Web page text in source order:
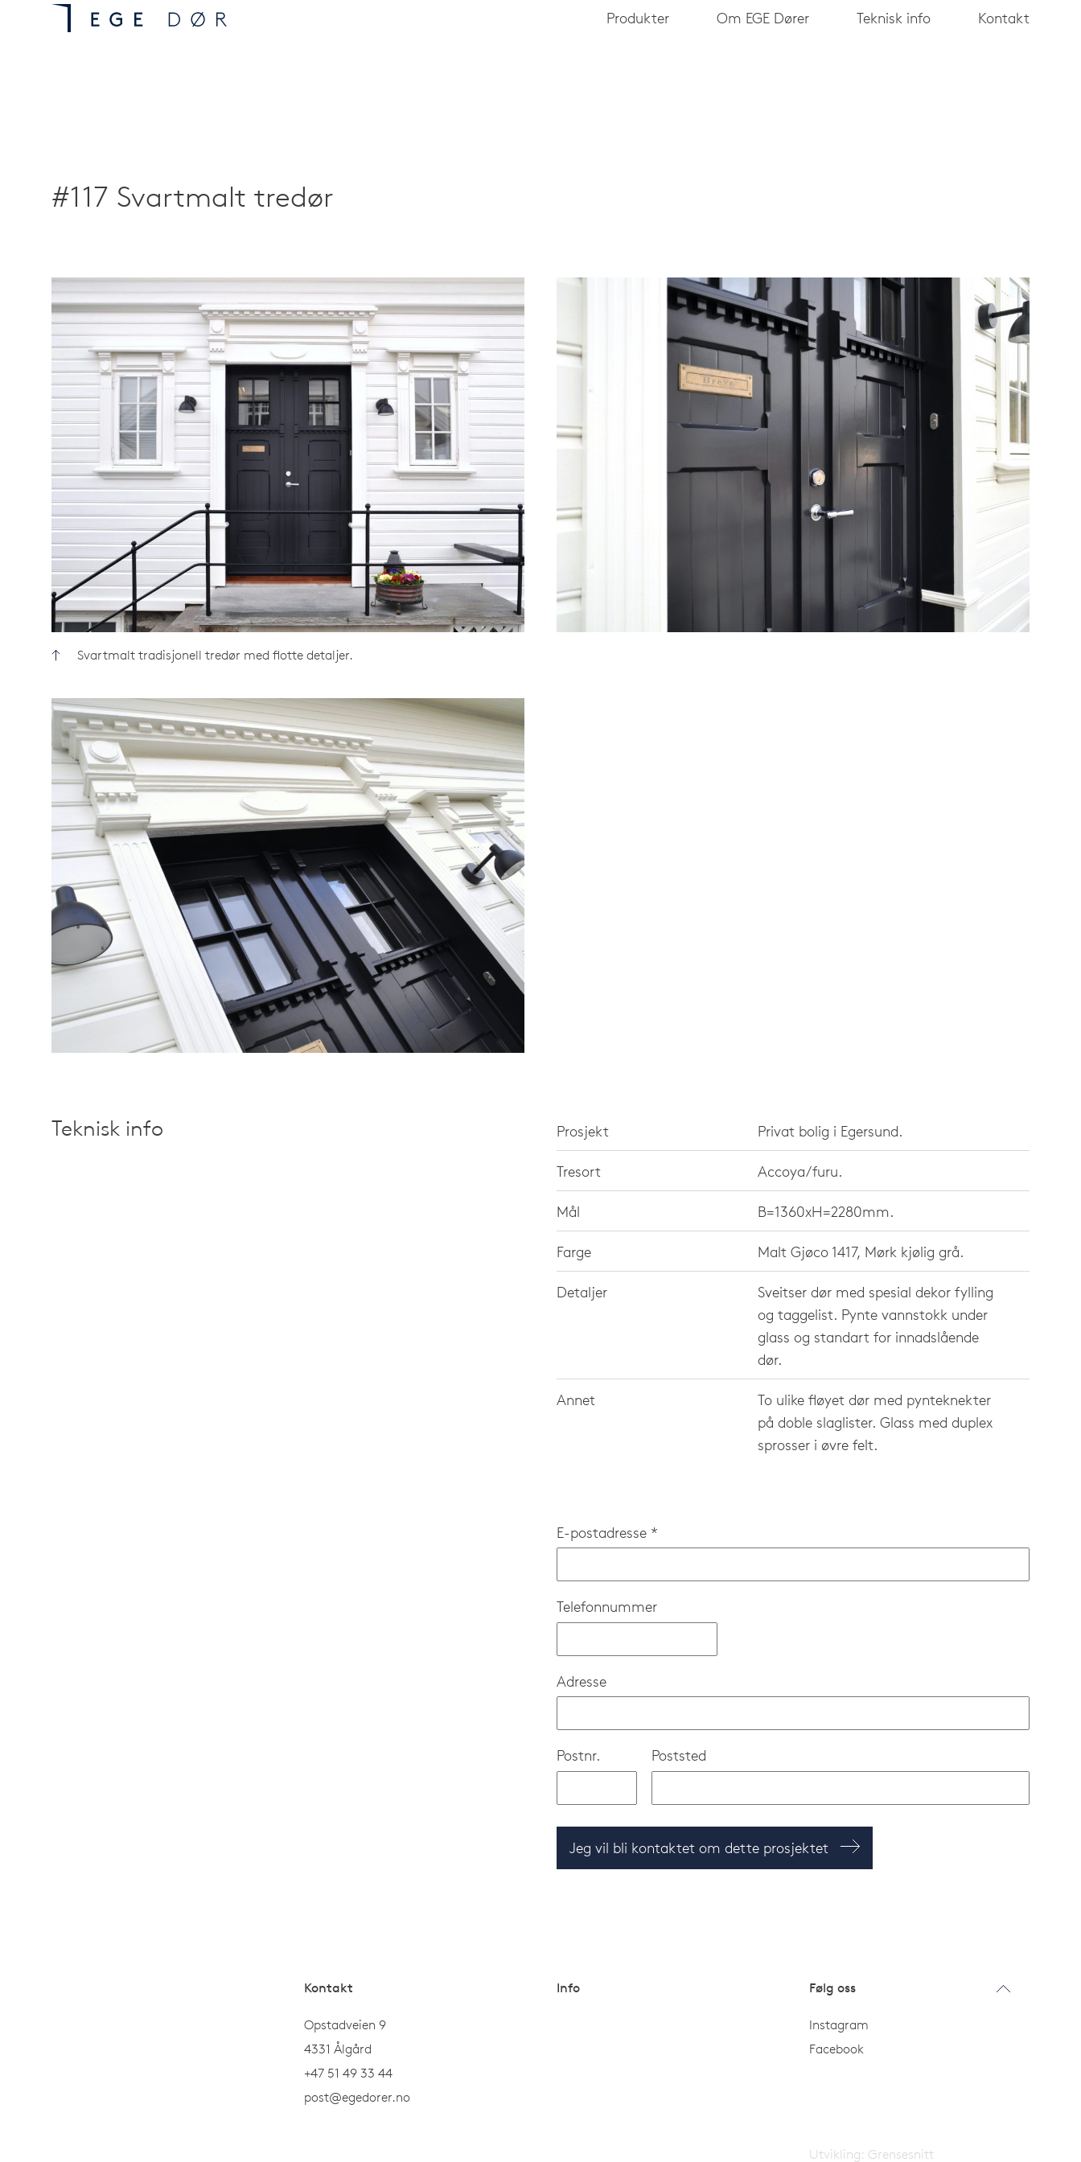
Produkter Om EGE Dører Teknisk info Kontakt
#117 Svartmalt tredør
Svartmalt tradisjonell tredør med flotte detaljer.
Teknisk info Prosjekt Privat bolig i Egersund.
Tresort Accoya/furu.
Mål B=1360xH=2280mm.
Farge Malt Gjøco 1417, Mørk kjølig grå.
Detaljer
Sveitser dør med spesial dekor fylling
og taggelist. Pynte vannstokk under
glass og standart for innadslående
dør.
Annet
To ulike fløyet dør med pynteknekter
på doble slaglister. Glass med duplex
sprosser i øvre felt.
E-postadresse *
Telefonnummer
Adresse
Postnr. Poststed
Jeg vil bli kontaktet om dette prosjektet
Kontakt
Opstadveien 9
4331 Ålgård
+47 51 49 33 44
post@egedorer.no
Info Følg oss
Instagram
Facebook
Utvikling: Grensesnitt